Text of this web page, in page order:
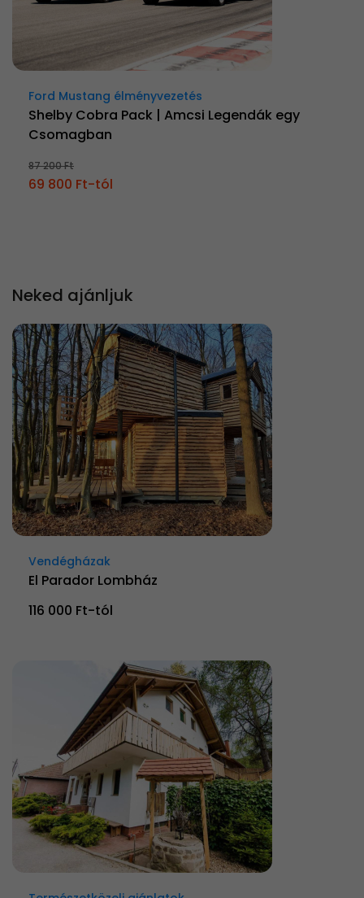
Ford Mustang élményvezetés
Shelby Cobra Pack | Amcsi Legendák egy
Csomagban
87 200 Ft
69 800 Ft-tól
Neked ajánljuk
Vendégházak
El Parador Lombház
116 000 Ft-tól